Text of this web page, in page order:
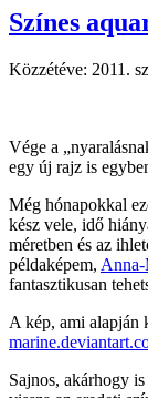
Színes
Közzétéve: 2011.
Vége a
egy új rajz is
Még hónapokkal
kész vele, idő
méretben és az
példaképem,
fantasztikusan
A kép, ami alapján
Sajnos, akárhogy